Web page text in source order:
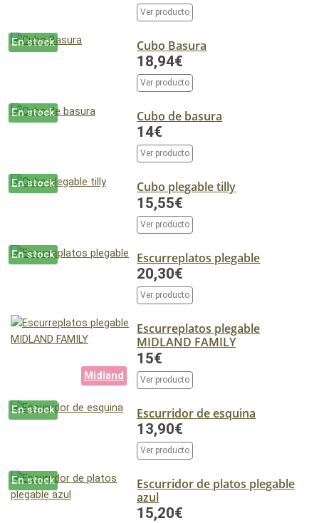
Ver producto
En stock Cubo Basura
18,94€
Ver producto
En stock Cubo de basura
14€
Ver producto
En stock Cubo plegable tilly
15,55€
Ver producto
En stock Escurreplatos plegable
20,30€
Ver producto
Midland
Escurreplatos plegable
MIDLAND FAMILY
15€
Ver producto
En stock Escurridor de esquina
13,90€
Ver producto
En stock
Escurridor de platos plegable
azul
15,20€